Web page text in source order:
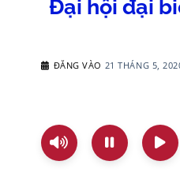
Đại hội đại
ĐĂNG VÀO 21 THÁNG 5,